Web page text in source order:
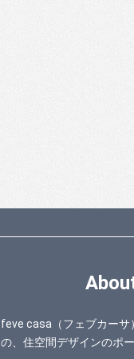
feve casa（フェブカーサ
の、住空間デザインのポ